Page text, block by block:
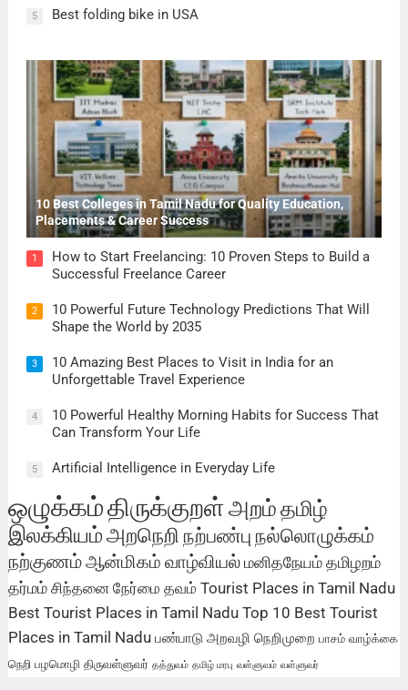
5 Best folding bike in USA
10 Best Colleges in Tamil Nadu for Quality Education,
Placements & Career Success
1
How to Start Freelancing: 10 Proven Steps to Build a
Successful Freelance Career
2
10 Powerful Future Technology Predictions That Will
Shape the World by 2035
3
10 Amazing Best Places to Visit in India for an
Unforgettable Travel Experience
4
10 Powerful Healthy Morning Habits for Success That
Can Transform Your Life
5 Artificial Intelligence in Everyday Life
ஒழுக்கம்திருக்குறள்அறம்தமிழ்
இலக்கியம்அறநெறி நற்பண்பு நல்லொழுக்கம்
நற்குணம்ஆன்மிகம் வாழ்வியல்மனிதநேயம்தமிழறம்
தர்மம் சிந்தனை நேர்மை தவம் Tourist Places in Tamil Nadu
Best Tourist Places in Tamil Nadu Top 10 Best Tourist
Places in Tamil Nadu பண்பாடு அறவழி நெறிமுறை பாசம் வாழ்க்கை
நெறி பழமொழி திருவள்ளுவர் தத்துவம் தமிழ் மரபு வள்ளுவம் வள்ளுவர்